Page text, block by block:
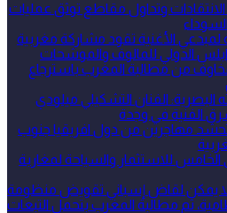
وتداول مقاطع توثق عمليات
لمبدعي الأغنية تقود مشاركة مغربية
الدولي للمالوف والموشحات
المخاوف من مطالبة المغرب باسترجاع
البصرية: الفنان التشكيلي ميلودي
الفنية في وجدة
تحشد مهاجرين من دول افريقيا جنوب
للاستثمار والسياحة لمغاربة
يمكن لقاض إسباني تقويض منظومة
ثم مطالبة المغرب بتحمل التبعات